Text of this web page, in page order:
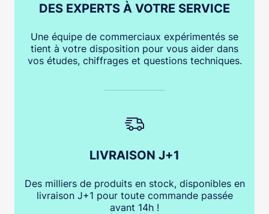
DES EXPERTS À VOTRE SERVICE
Une équipe de commerciaux expérimentés se
tient à votre disposition pour vous aider dans
vos études, chiffrages et questions techniques.
LIVRAISON J+1
Des milliers de produits en stock, disponibles en
livraison J+1 pour toute commande passée
avant 14h !